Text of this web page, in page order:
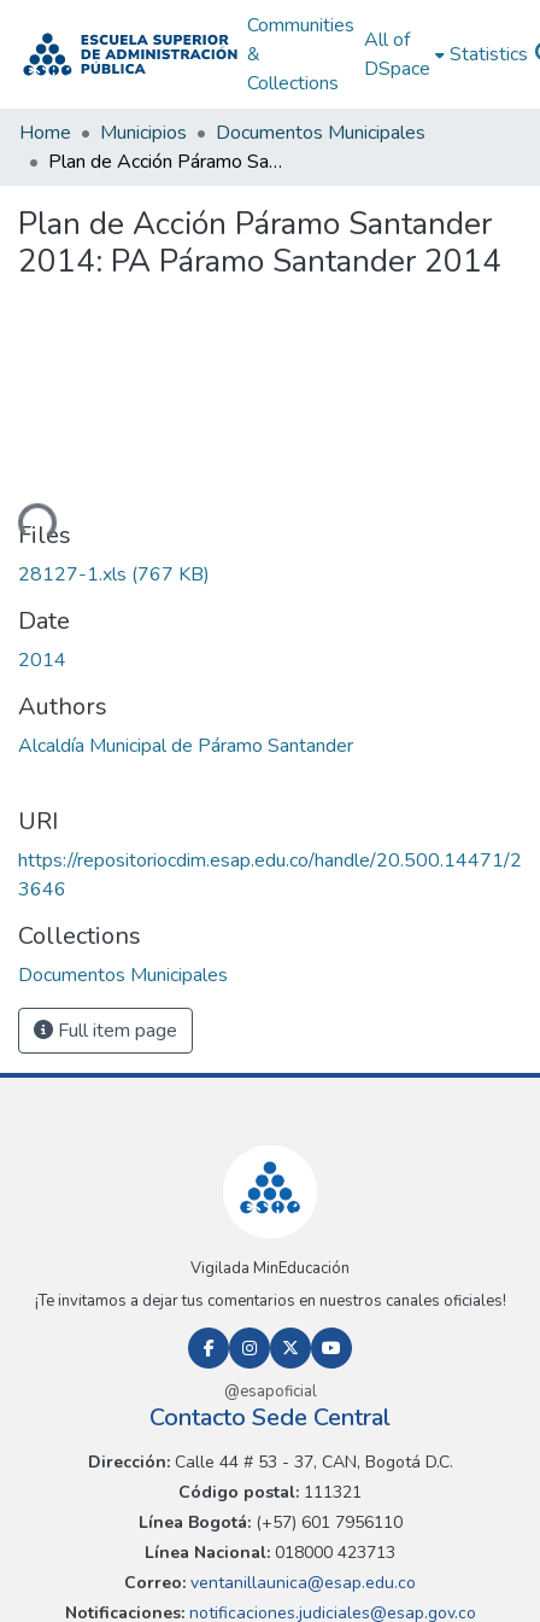
Communities
&
Collections
All of
DSpace
Statistics
Home Municipios
Documentos Municipales
Plan de Acción Páramo Santander 2014: PA Páramo Santander 2014
Plan de Acción Páramo Santander
2014: PA Páramo Santander 2014
Files
28127-1.xls (767 KB)
Date
2014
Authors
Alcaldía Municipal de Páramo Santander
URI
https://repositoriocdim.esap.edu.co/handle/20.500.14471/2
3646
Collections
Documentos Municipales
Full item page
Vigilada MinEducación
¡Te invitamos a dejar tus comentarios en nuestros canales oficiales!
@esapoficial
Contacto Sede Central
Dirección:Calle 44 # 53 - 37, CAN, Bogotá D.C.
Código postal: 111321
Línea Bogotá:(+57) 601 7956110
Línea Nacional: 018000 423713
Correo: ventanillaunica@esap.edu.co
Notificaciones:notificaciones.judiciales@esap.gov.co